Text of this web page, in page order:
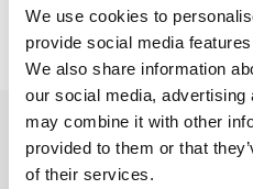
We use cookies to
provide social media
We also share information
our social media,
may combine it with other
provided to them or that
of their services.
27 FEB 2024